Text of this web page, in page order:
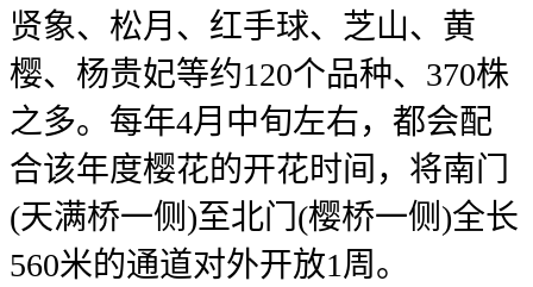
贤象、松月、红手球、芝山、黄
樱、杨贵妃等约120个品种、370株
之多。每年4月中旬左右，都会配
合该年度樱花的开花时间，将南门
(天满桥一侧)至北门(樱桥一侧)全长
560米的通道对外开放1周。